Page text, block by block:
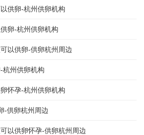
供卵-杭州供卵机构
卵-杭州供卵机构
以供卵-供卵杭州周边
州供卵机构
怀孕-杭州供卵机构
-供卵杭州周边
以供卵怀孕-供卵杭州周边